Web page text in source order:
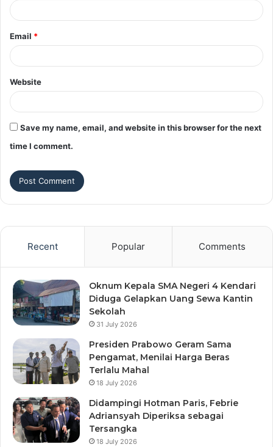
Email *
Website
Save my name, email, and website in this browser for the next
time I comment.
Recent Popular Comments
Oknum Kepala SMA Negeri 4 Kendari
Diduga Gelapkan Uang Sewa Kantin
Sekolah
31 July 2026
Presiden Prabowo Geram Sama
Pengamat, Menilai Harga Beras
Terlalu Mahal
18 July 2026
Didampingi Hotman Paris, Febrie
Adriansyah Diperiksa sebagai
Tersangka
18 July 2026